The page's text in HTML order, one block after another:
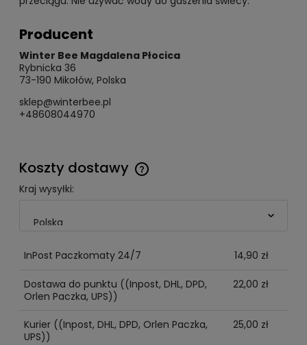
Producent
Winter Bee Magdalena Płocica
Rybnicka 36
73-190 Mikołów, Polska
sklep@winterbee.pl
+48608044970
Koszty dostawy
Kraj wysyłki:
InPost Paczkomaty 24/7 14,90 zł
Dostawa do punktu ((Inpost, DHL, DPD,
Orlen Paczka, UPS))
22,00 zł
Kurier ((Inpost, DHL, DPD, Orlen Paczka,
UPS))
25,00 zł